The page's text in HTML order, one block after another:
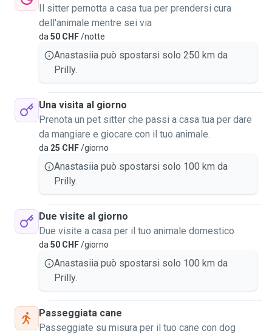
Il sitter pernotta a casa tua per prendersi cura
dell'animale mentre sei via
da 50 CHF/notte
Anastasiia può spostarsi solo 250 km da
Prilly.
Una visita al giorno
Prenota un pet sitter che passi a casa tua per dare
da mangiare e giocare con il tuo animale.
da 25 CHF/giorno
Anastasiia può spostarsi solo 100 km da
Prilly.
Due visite al giorno
Due visite a casa per il tuo animale domestico
da 50 CHF/giorno
Anastasiia può spostarsi solo 100 km da
Prilly.
Passeggiata cane
Passeggiate su misura per il tuo cane con dog